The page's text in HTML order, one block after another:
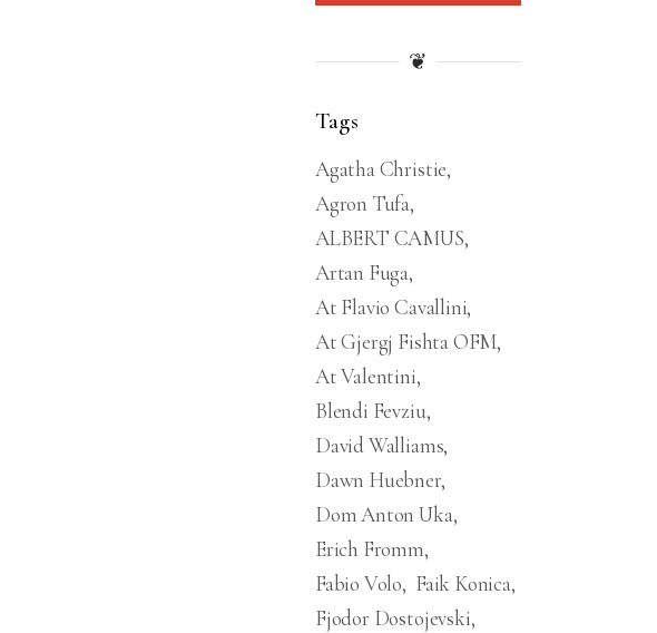
❦
Tags
Agatha Christie
Agron Tufa
ALBERT CAMUS
Artan Fuga
At Flavio Cavallini
At Gjergj Fishta OFM
At Valentini
Blendi Fevziu
David Walliams
Dawn Huebner
Dom Anton Uka
Erich Fromm
Fabio Volo
Faik Konica
Fjodor Dostojevski